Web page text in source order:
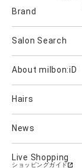
Brand
Aujua
PJOLI
Salon Search
About milbon:iD
Hairs
News
Live Shopping
ショッピングガイド